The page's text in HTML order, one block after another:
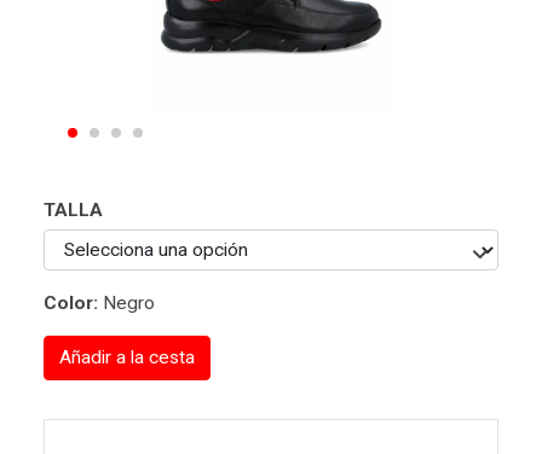
TALLA
Color: Negro
Añadir a la cesta